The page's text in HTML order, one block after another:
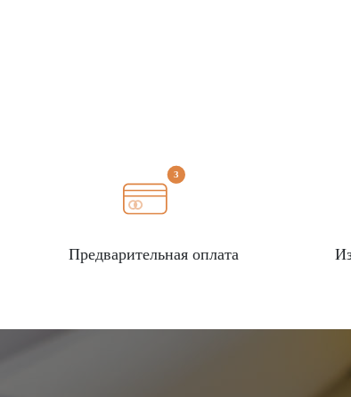
Предварительная оплата